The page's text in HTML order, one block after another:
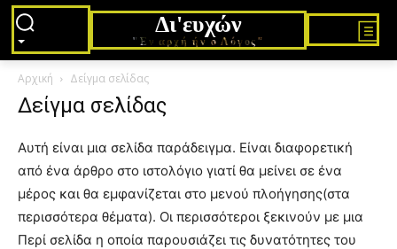
Δι'ευχών
"Εν αρχή ήν ο Λόγος"
Αρχική Δείγμα σελίδας
Δείγμα σελίδας
Αυτή είναι μια σελίδα παράδειγμα. Είναι διαφορετική
από ένα άρθρο στο ιστολόγιο γιατί θα μείνει σε ένα
μέρος και θα εμφανίζεται στο μενού πλοήγησης(στα
περισσότερα θέματα). Οι περισσότεροι ξεκινούν με μια
Περί σελίδα η οποία παρουσιάζει τις δυνατότητες του